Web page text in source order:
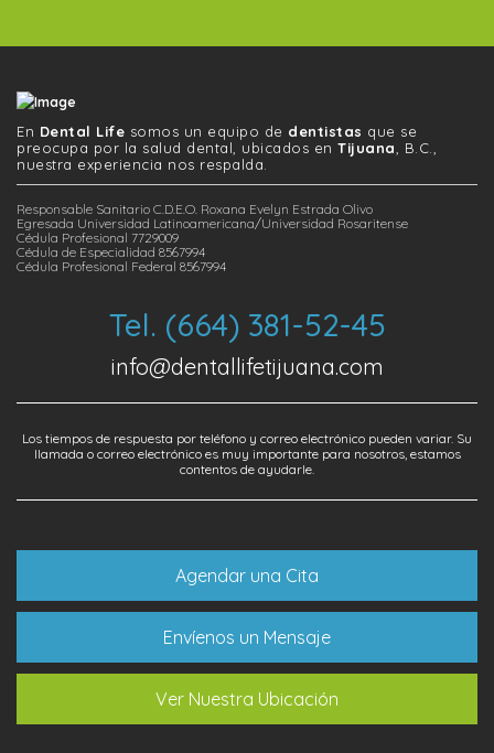
En Dental Life somos un equipo de dentistas que se
preocupa por la salud dental, ubicados en Tijuana , B.C.,
nuestra experiencia nos respalda.
Responsable Sanitario C.D.E.O. Roxana Evelyn Estrada Olivo
Egresada Universidad Latinoamericana/Universidad Rosaritense
Cédula Profesional 7729009
Cédula de Especialidad 8567994
Cédula Profesional Federal 8567994
Tel. (664) 381-52-45
info@dentallifetijuana.com
Los tiempos de respuesta por teléfono y correo electrónico pueden variar. Su
llamada o correo electrónico es muy importante para nosotros, estamos
contentos de ayudarle.
Agendar una Cita
Envíenos un Mensaje
Ver Nuestra Ubicación